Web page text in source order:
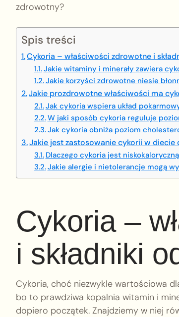
zdrowotny?
Spis treści
Cykoria – właściwości zdrowotne i
Jakie witaminy i minerały zawiera
Jakie korzyści zdrowotne niesie
Jakie prozdrowotne właściwości ma
Jak cykoria wspiera układ
W jaki sposób cykoria reguluje
Jak cykoria obniża poziom
Jakie jest zastosowanie cykorii w diecie
Dlaczego cykoria jest
Jakie alergie i nietolerancje mogą
Cykoria –
i składniki
Cykoria, choć niezwykle wartościowa
bo to prawdziwa kopalnia witamin i
dopiero początek. Znajdziemy w niej